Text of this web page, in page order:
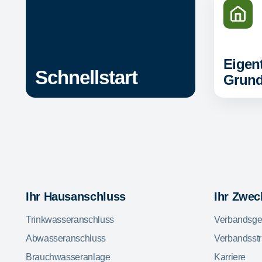
Schnellstart
Ihr Hausanschluss
Trinkwasseranschluss
Abwasseranschluss
Brauchwasseranlage
Ihr
Karriere